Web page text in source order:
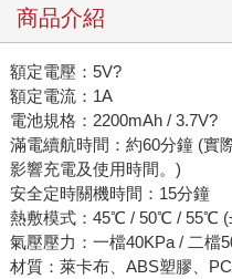
商品介紹
額定電壓：5V?
額定電流：1A
電池規格：2200mAh / 3.7V?
滿電續航時間：約60分鐘 (實
影響充電及使用時間。)
安全定時關機時間：15分鐘
熱敷模式：45℃ / 50℃ / 55℃
氣壓壓力：一檔40KPa / 二檔
材質：萊卡布、ABS塑膠、